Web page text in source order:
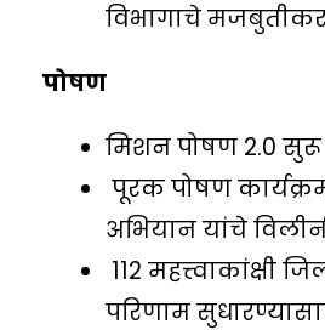
विभागाचे
पोषण
मिशन पोषण 2.0
पूरक पोषण
अभियान यांचे
112 महत्त्वाकांक्षी
परिणाम